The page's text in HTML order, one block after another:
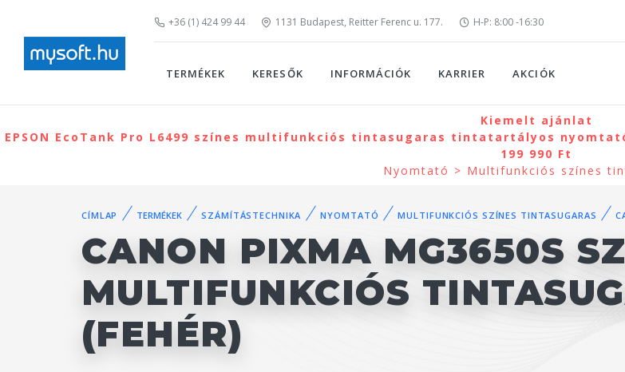
+36 (1) 424 99 44 1131 Budapest, Reitter Ferenc u. 177. H-P: 8:00 -16:30
TERMÉKEK KERESŐK INFORMÁCIÓK KARRIER AKCIÓK
Kiemelt ajánlat
EPSON EcoTank Pro L6499 színes multifunkciós tintasugaras tintatartályos
199 990 Ft
Nyomtató > Multifunkciós színes
CÍMLAP TERMÉKEK SZÁMÍTÁSTECHNIKA NYOMTATÓ MULTIFUNKCIÓS SZÍNES TINTASUGARAS
CANON PIXMA MG3650S
MULTIFUNKCIÓS
(FEHÉR)